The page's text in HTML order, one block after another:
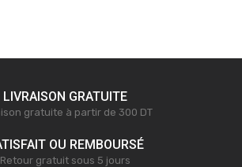
LIVRAISON GRATUITE
gratuite à partir de 300 DT
OU REMBOURSÉ
Retour gratuit sous 5 jours